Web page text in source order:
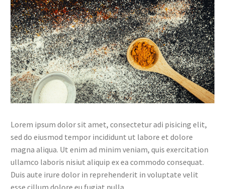
Lorem ipsum dolor sit amet, consectetur adi pisicing elit,
sed do eiusmod tempor incididunt ut labore et dolore
magna aliqua. Ut enim ad minim veniam, quis exercitation
ullamco laboris nisiut aliquip ex ea commodo consequat.
Duis aute irure dolor in reprehenderit in voluptate velit
esse cillum dolore eu fugiat nulla.